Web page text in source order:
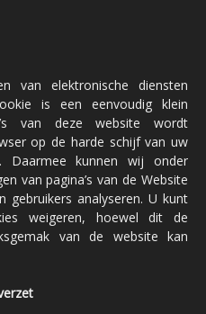
van elektronische diensten
is een eenvoudig klein
van deze website wordt
op de harde schijf van uw
Daarmee kunnen wij onder
van pagina’s van de Website
gebruikers analyseren. U kunt
weigeren, hoewel dit de
van de website kan